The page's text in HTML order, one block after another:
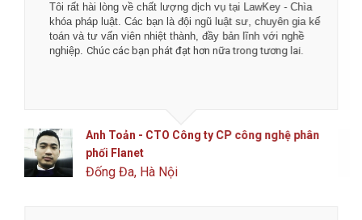
Tôi rất hài lòng về chất lượng dịch vụ tại LawKey - Chìa
khóa pháp luật. Các bạn là đội ngũ luật sư, chuyên gia kế
toán và tư vấn viên nhiệt thành, đầy bản lĩnh với nghề
nghiệp.Chúc các bạn phát đạt hơn nữa trong tương lai.
Anh Toản - CTO Công ty CP công nghệ phân
phối Flanet
Đống Đa, Hà Nội